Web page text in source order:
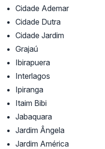
Cidade Ademar
Cidade Dutra
Cidade Jardim
Grajaú
Ibirapuera
Interlagos
Ipiranga
Itaim Bibi
Jabaquara
Jardim Ângela
Jardim América